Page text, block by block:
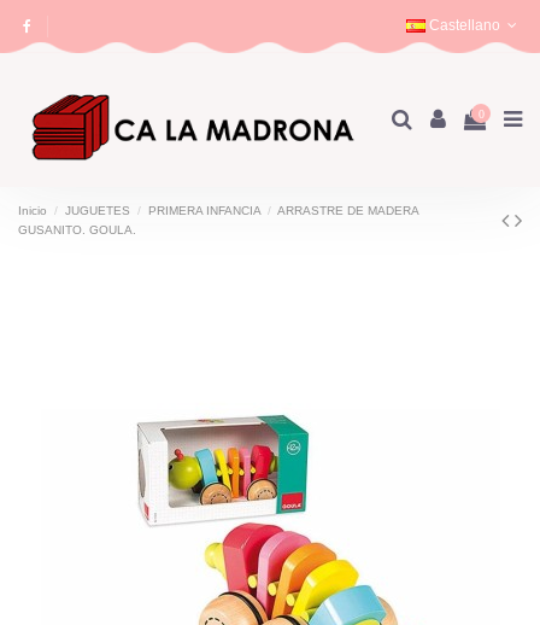
Castellano
0
Inicio JUGUETES PRIMERA INFANCIA
ARRASTRE DE MADERA
GUSANITO. GOULA.